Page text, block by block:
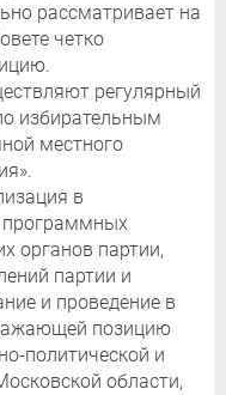
рассматривает на
четко
регулярный
избирательным
местного
в
программных
органов партии,
партии и
и проведение в
позицию
политической и
области,